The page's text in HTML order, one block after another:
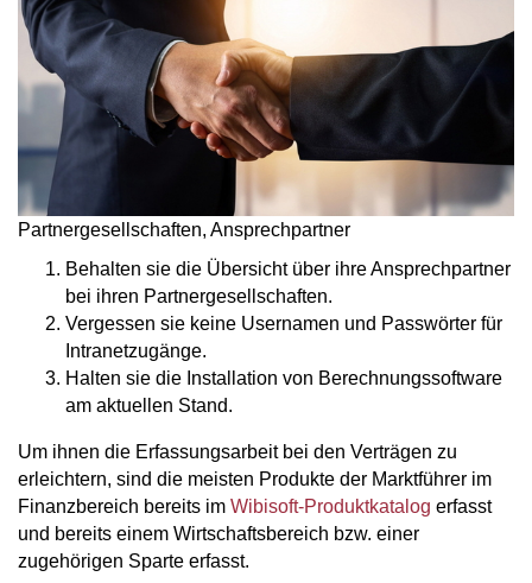
Partnergesellschaften, Ansprechpartner
Behalten sie die Übersicht über ihre Ansprechpartner
bei ihren Partnergesellschaften.
Vergessen sie keine Usernamen und Passwörter für
Intranetzugänge.
Halten sie die Installation von Berechnungssoftware
am aktuellen Stand.
Um ihnen die Erfassungsarbeit bei den Verträgen zu
erleichtern, sind die meisten Produkte der Marktführer im
Finanzbereich bereits im Wibisoft-Produktkatalog erfasst
und bereits einem Wirtschaftsbereich bzw. einer
zugehörigen Sparte erfasst.